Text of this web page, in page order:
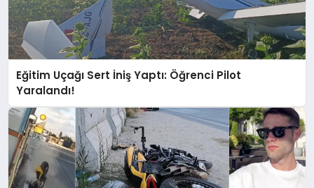
Eğitim Uçağı Sert İniş Yaptı: Öğrenci Pilot
Yaralandı!